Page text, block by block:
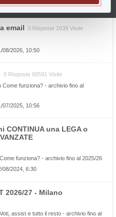
08/2026, 10:52
email 0 Risposte 1639 Visite
08/2026, 10:50
0 Risposte 90591 Visite
Come funziona? - archivio fino al
07/2025, 10:56
CONTINUA una LEGA o
Come funziona? - archivio fino al 2025/26
08/2024, 6:30
2026/27 - Milano
Voti, assist e tutto il resto - archivio fino al